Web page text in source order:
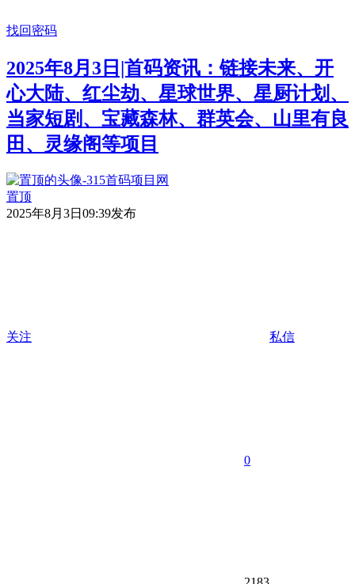
找回密码
2025年8月3日|首码资讯：链接未来、开
心大陆、红尘劫、星球世界、星厨计划、
当家短剧、宝藏森林、群英会、山里有良
田、灵缘阁等项目
置顶
2025年8月3日09:39发布
关注 私信
0